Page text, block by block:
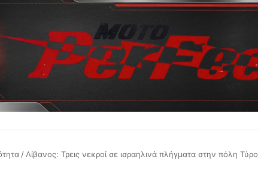
/ Λίβανος: Τρεις νεκροί σε ισραηλινά πλήγματα στην πόλη Τύρο